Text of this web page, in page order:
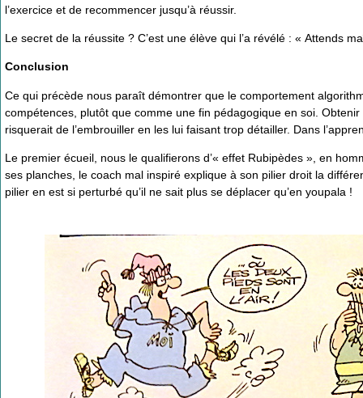
l’exercice et de recommencer jusqu’à réussir.
Le secret de la réussite ? C’est une élève qui l’a révélé : « Attends
Conclusion
Ce qui précède nous paraît démontrer que le comportement
compétences, plutôt que comme une fin pédagogique en soi. Obtenir
risquerait de l’embrouiller en les lui faisant trop détailler. Dans
Le premier écueil, nous le qualifierons d’« effet Rubipèdes », en
ses planches, le coach mal inspiré explique à son pilier droit la
pilier en est si perturbé qu’il ne sait plus se déplacer qu’en youpala !